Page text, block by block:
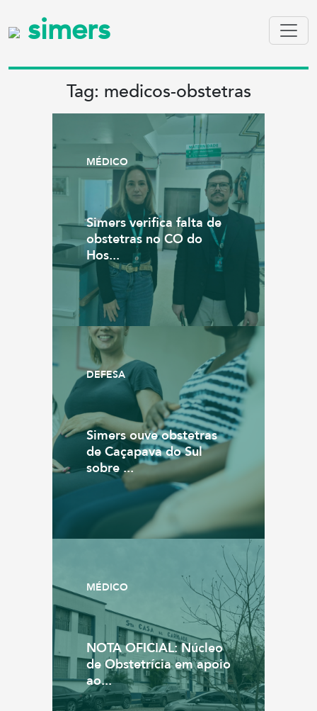
simers
Tag: medicos-obstetras
MÉDICO
Simers verifica falta de
obstetras no CO do
Hos...
DEFESA
Simers ouve obstetras
de Caçapava do Sul
sobre ...
MÉDICO
NOTA OFICIAL: Núcleo
de Obstetrícia em apoio
ao...